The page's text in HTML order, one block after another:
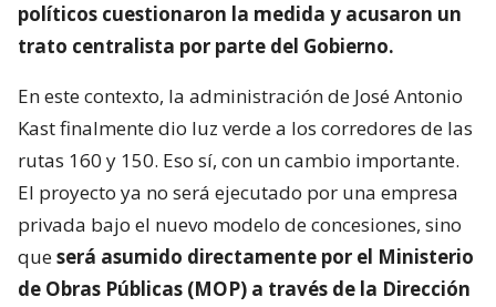
políticos cuestionaron la medida y acusaron un
trato centralista por parte del Gobierno.
En este contexto, la administración de José Antonio
Kast finalmente dio luz verde a los corredores de las
rutas 160 y 150. Eso sí, con un cambio importante.
El proyecto ya no será ejecutado por una empresa
privada bajo el nuevo modelo de concesiones, sino
queserá asumido directamente por el Ministerio
de Obras Públicas (MOP) a través de la Dirección